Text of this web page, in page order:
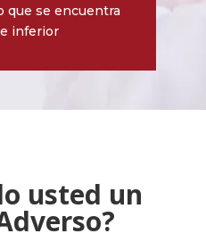
que se encuentra
inferior
usted un